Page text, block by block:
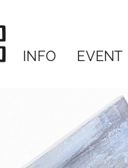
INFO EVENT